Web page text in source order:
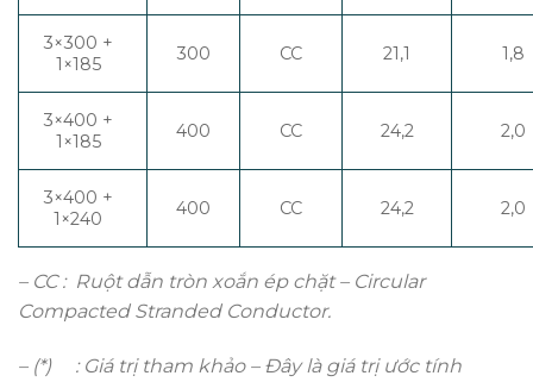
3×300 +
1×185
300 CC 21,1 1,8
3×400 +
1×185
400 CC 24,2 2,0
3×400 +
1×240
400 CC 24,2 2,0
– CC : Ruột dẫn tròn xoắn ép chặt – Circular
Compacted Stranded Conductor.
– (*) : Giá trị tham khảo – Đây là giá trị ước tính